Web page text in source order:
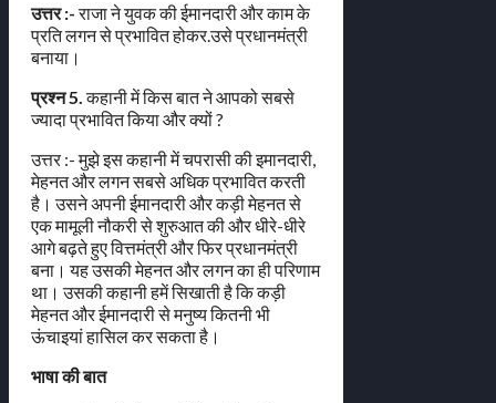
उत्तर :-राजा ने युवक की ईमानदारी और काम के
प्रति लगन से प्रभावित होकर.उसे प्रधानमंत्री
बनाया।
प्रश्न 5. कहानी में किस बात ने आपको सबसे
ज्यादा प्रभावित किया और क्यों ?
उत्तर :- मुझे इस कहानी में चपरासी की इमानदारी,
मेहनत और लगन सबसे अधिक प्रभावित करती
है। उसने अपनी ईमानदारी और कड़ी मेहनत से
एक मामूली नौकरी से शुरुआत की और धीरे-धीरे
आगे बढ़ते हुए वित्तमंत्री और फिर प्रधानमंत्री
बना। यह उसकी मेहनत और लगन का ही परिणाम
था। उसकी कहानी हमें सिखाती है कि कड़ी
मेहनत और ईमानदारी से मनुष्य कितनी भी
ऊंचाइयां हासिल कर सकता है।
भाषा की बात